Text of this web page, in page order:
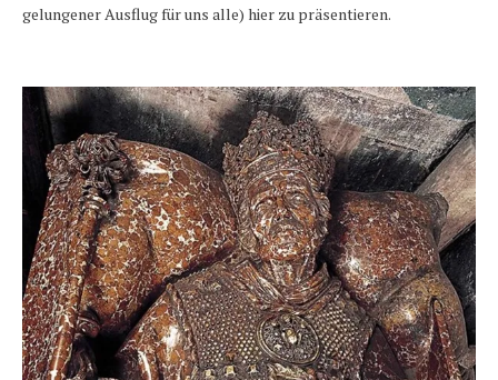
gelungener Ausflug für uns alle) hier zu präsentieren.